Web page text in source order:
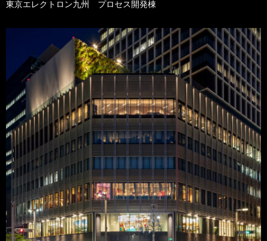
東京エレクトロン九州 プロセス開発棟